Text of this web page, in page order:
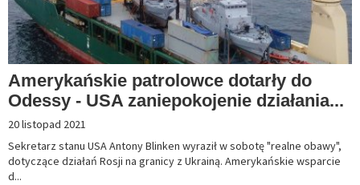
Amerykańskie patrolowce dotarły do
Odessy - USA zaniepokojenie działania...
20 listopad 2021
Sekretarz stanu USA Antony Blinken wyraził w sobotę "realne obawy",
dotyczące działań Rosji na granicy z Ukrainą. Amerykańskie wsparcie
d...